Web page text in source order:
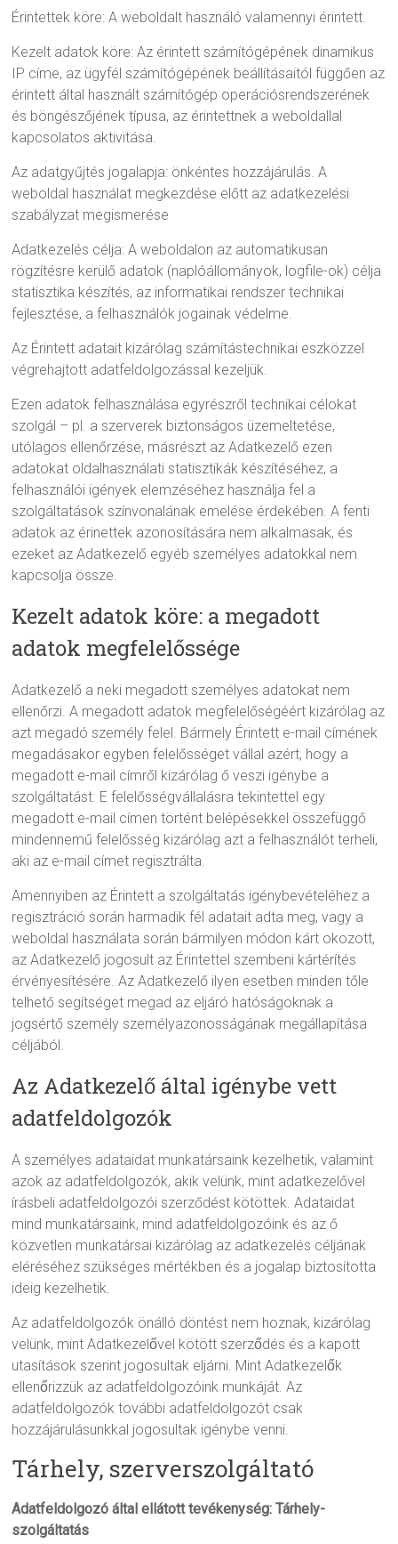
Érintettek köre: A weboldalt használó valamennyi érintett.
Kezelt adatok köre: Az érintett számítógépének dinamikus
IP címe, az ügyfél számítógépének beállításaitól függően az
érintett által használt számítógép operációsrendszerének
és böngészőjének típusa, az érintettnek a weboldallal
kapcsolatos aktivitása.
Az adatgyűjtés jogalapja: önkéntes hozzájárulás. A
weboldal használat megkezdése előtt az adatkezelési
szabályzat megismerése
Adatkezelés célja: A weboldalon az automatikusan
rögzítésre kerülő adatok (naplóállományok, logfile-ok) célja
statisztika készítés, az informatikai rendszer technikai
fejlesztése, a felhasználók jogainak védelme.
Az Érintett adatait kizárólag számítástechnikai eszközzel
végrehajtott adatfeldolgozással kezeljük.
Ezen adatok felhasználása egyrészről technikai célokat
szolgál – pl. a szerverek biztonságos üzemeltetése,
utólagos ellenőrzése, másrészt az Adatkezelő ezen
adatokat oldalhasználati statisztikák készítéséhez, a
felhasználói igények elemzéséhez használja fel a
szolgáltatások színvonalának emelése érdekében. A fenti
adatok az érinettek azonosítására nem alkalmasak, és
ezeket az Adatkezelő egyéb személyes adatokkal nem
kapcsolja össze.
Kezelt adatok köre: a megadott
adatok megfelelőssége
Adatkezelő a neki megadott személyes adatokat nem
ellenőrzi. A megadott adatok megfelelőségéért kizárólag az
azt megadó személy felel. Bármely Érintett e-mail címének
megadásakor egyben felelősséget vállal azért, hogy a
megadott e-mail címről kizárólag ő veszi igénybe a
szolgáltatást. E felelősségvállalásra tekintettel egy
megadott e-mail címen történt belépésekkel összefüggő
mindennemű felelősség kizárólag azt a felhasználót terheli,
aki az e-mail címet regisztrálta.
Amennyiben az Érintett a szolgáltatás igénybevételéhez a
regisztráció során harmadik fél adatait adta meg, vagy a
weboldal használata során bármilyen módon kárt okozott,
az Adatkezelő jogosult az Érintettel szembeni kártérítés
érvényesítésére. Az Adatkezelő ilyen esetben minden tőle
telhető segítséget megad az eljáró hatóságoknak a
jogsértő személy személyazonosságának megállapítása
céljából.
Az Adatkezelő által igénybe vett
adatfeldolgozók
A személyes adataidat munkatársaink kezelhetik, valamint
azok az adatfeldolgozók, akik velünk, mint adatkezelővel
írásbeli adatfeldolgozói szerződést kötöttek. Adataidat
mind munkatársaink, mind adatfeldolgozóink és az ő
közvetlen munkatársai kizárólag az adatkezelés céljának
eléréséhez szükséges mértékben és a jogalap biztosította
ideig kezelhetik.
Az adatfeldolgozók önálló döntést nem hoznak, kizárólag
velünk, mint Adatkezelővel kötött szerződés és a kapott
utasítások szerint jogosultak eljárni. Mint Adatkezelők
ellenőrizzük az adatfeldolgozóink munkáját. Az
adatfeldolgozók további adatfeldolgozót csak
hozzájárulásunkkal jogosultak igénybe venni.
Tárhely, szerverszolgáltató
Adatfeldolgozó által ellátott tevékenység: Tárhely-
szolgáltatás